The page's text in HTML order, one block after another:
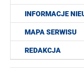
INFORMACJE
MAPA SERWISU
REDAKCJA